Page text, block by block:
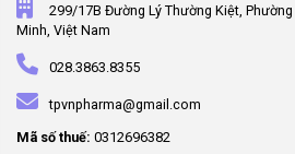
299/17B Đường Lý Thường Kiệt,
Minh, Việt Nam
028.3863.8355
tpvnpharma@gmail.com
Mã số thuế: 0312696382